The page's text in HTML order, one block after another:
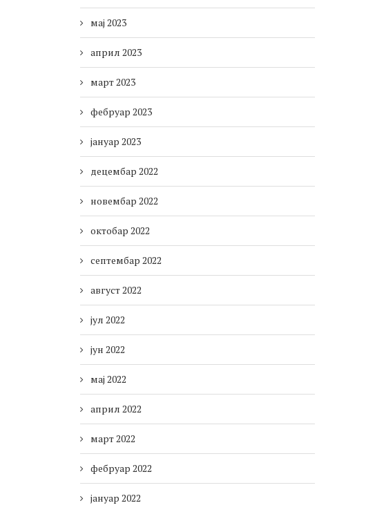
мај 2023
април 2023
март 2023
фебруар 2023
јануар 2023
децембар 2022
новембар 2022
октобар 2022
септембар 2022
август 2022
јул 2022
јун 2022
мај 2022
април 2022
март 2022
фебруар 2022
јануар 2022